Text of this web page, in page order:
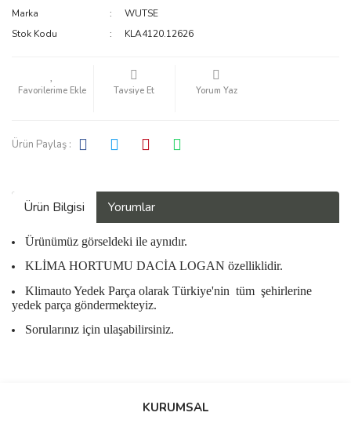
Marka
WUTSE
Stok Kodu
KLA4120.12626
Tavsiye Et Yorum Yaz
Ürün Paylaş :
Ürün Bilgisi Yorumlar
Ürünümüz görseldeki ile aynıdır.
KLİMA HORTUMU DACİA LOGAN özelliklidir.
Klimauto Yedek Parça olarak Türkiye'nin tüm şehirlerine
yedek parça göndermekteyiz.
Sorularınız için ulaşabilirsiniz.
Bu ürüne ilk yorumu siz yapın!
KURUMSAL